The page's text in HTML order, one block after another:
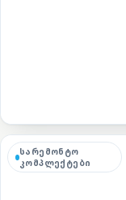
სარემონტო
კომპლექტები